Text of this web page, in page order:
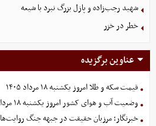
شهید رجب‌زاده و پازل بزرگ نبرد با شیعه
خطر در خزر
عناوین برگزیده
قیمت سکه و طلا امروز یکشنبه ۱۸ مرداد ۱۴۰۵
وضعیت آب و هوای کشور امروز یکشنبه ۱۸ مرداد ۱۴۰۵
خبرنگار؛ مرزبان حقیقت در جبهه جنگ روایت‌ها